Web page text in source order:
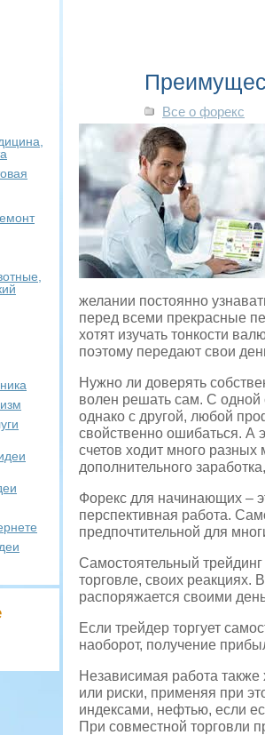
Все о форекс
желании постоянно
перед всеми прекрасные
хотят изучать тонкости
поэтому передают свои
Нужно ли доверять
волен решать сам. С одной
однако с другой, любой
свойственно ошибаться. А
счетов ходит много
дополнительного
Форекс для начинающих –
перспективная работа.
предпочтительной для
Самостоятельный
торговле, своих реакциях.
распоряжается своими
Если трейдер торгует
наоборот, получение
Независимая работа
или риски, применяя при
индексами, нефтью, если
При совместной торговли